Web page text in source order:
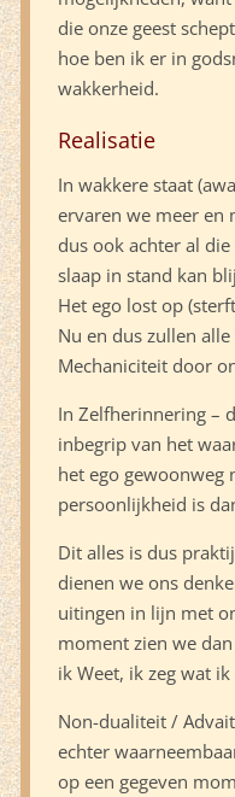
die onze geest
hoe ben ik er in
wakkerheid.
Realisatie
In wakkere staat
ervaren we meer en
dus ook achter al
slaap in stand kan
Het ego lost op
Nu en dus zullen
Mechaniciteit door
In Zelfherinnering –
inbegrip van het
het ego gewoonweg
persoonlijkheid is
Dit alles is dus
dienen we ons
uitingen in lijn met
moment zien we
ik Weet, ik zeg wat
Non-dualiteit /
echter
op een gegeven